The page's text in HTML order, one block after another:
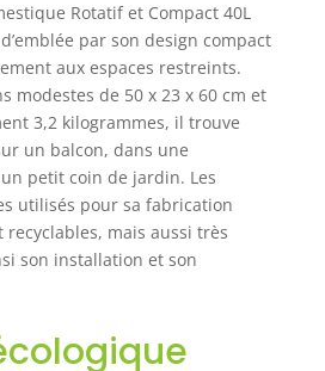
son système de
rotation compact,
nous améliorons
encore l'efficacité
du processus.
Réduction de 50 %
des déchets : avec
notre composteur,
vous pouvez
réduire jusqu'à 50
% des déchets que
manière
Rotatif et Compact 40L
par son design compact
aux espaces restreints.
modestes de 50 x 23 x 60 cm et
3,2 kilogrammes, il trouve
un balcon, dans une
petit coin de jardin. Les
utilisés pour sa fabrication
mais aussi très
son installation et son